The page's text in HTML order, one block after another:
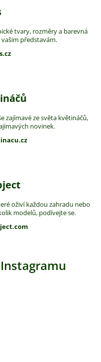
tvary, rozměry a barevná
představám.
zajímavé ze světa květináčů,
novinek.
oživí každou zahradu nebo
modelů, podívejte se.